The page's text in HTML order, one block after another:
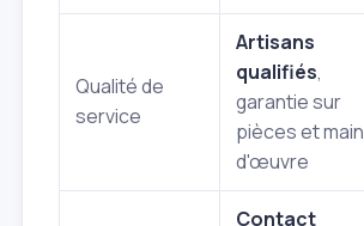
Qualité de
service
Artisans
qualifiés,
garantie sur
pièces et main
d'œuvre
Contact